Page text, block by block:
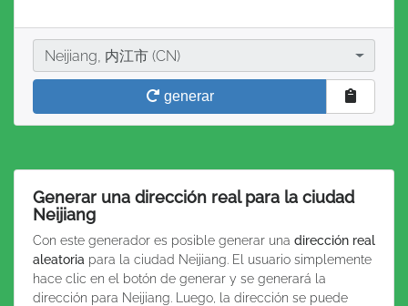
Ciudad
Neijiang, 内江市 (CN)
generar
Generar una dirección real para la ciudad
Neijiang
Con este generador es posible generar una dirección real
aleatoria para la ciudad Neijiang. El usuario simplemente
hace clic en el botón de generar y se generará la
dirección para Neijiang. Luego, la dirección se puede